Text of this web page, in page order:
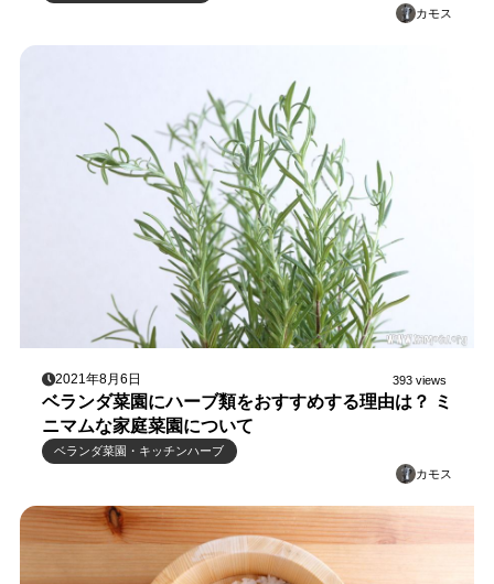
カモス
2021年8月6日 393 views
ベランダ菜園にハーブ類をおすすめする理由は？ ミ
ニマムな家庭菜園について
ベランダ菜園・キッチンハーブ
カモス